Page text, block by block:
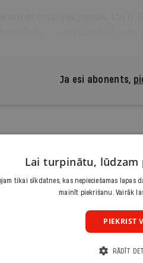
Ja esi abonents,
lasīt,
Iepazīšanās piedāvājums
3,90
Lai turpinātu,
tikai sīkdatnes, kas nepieciešamas
mainīt piekrišanu. Vairāk
PIEKRIST
RĀDĪT